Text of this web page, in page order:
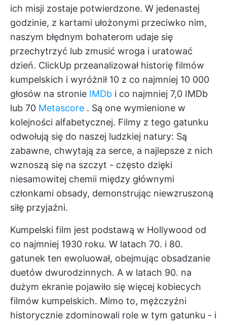
ich misji zostaje potwierdzone. W jedenastej
godzinie, z kartami ułożonymi przeciwko nim,
naszym błędnym bohaterom udaje się
przechytrzyć lub zmusić wroga i uratować
dzień. ClickUp przeanalizował historię filmów
kumpelskich i wyróżnił 10 z co najmniej 10 000
głosów na stronie IMDb i co najmniej 7,0 IMDb
lub 70 Metascore . Są one wymienione w
kolejności alfabetycznej. Filmy z tego gatunku
odwołują się do naszej ludzkiej natury: Są
zabawne, chwytają za serce, a najlepsze z nich
wznoszą się na szczyt - często dzięki
niesamowitej chemii między głównymi
członkami obsady, demonstrując niewzruszoną
siłę przyjaźni.
Kumpelski film jest podstawą w Hollywood od
co najmniej 1930 roku. W latach 70. i 80.
gatunek ten ewoluował, obejmując obsadzanie
duetów dwurodzinnych. A w latach 90. na
dużym ekranie pojawiło się więcej kobiecych
filmów kumpelskich. Mimo to, mężczyźni
historycznie zdominowali role w tym gatunku - i